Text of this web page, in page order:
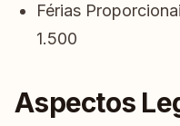
Férias
1.500
Aspectos